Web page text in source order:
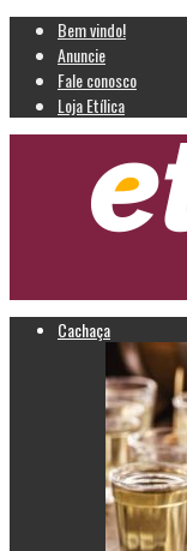
Bem vindo!
Anuncie
Fale conosco
Loja Etílica
Cachaça